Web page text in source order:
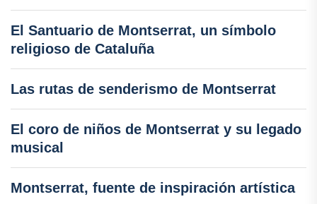
El Santuario de Montserrat, un símbolo
religioso de Cataluña
Las rutas de senderismo de Montserrat
El coro de niños de Montserrat y su legado
musical
Montserrat, fuente de inspiración artística